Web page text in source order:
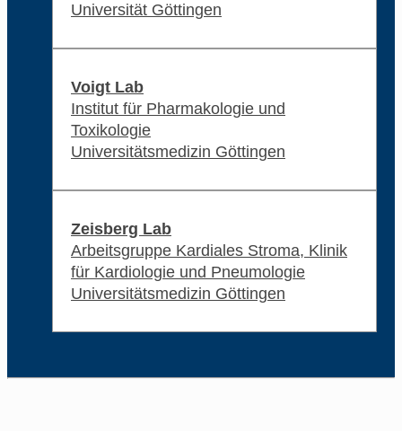
Universität Göttingen
Voigt Lab
Institut für Pharmakologie und
Toxikologie
Universitätsmedizin Göttingen
Zeisberg Lab
Arbeitsgruppe Kardiales Stroma, Klinik
für Kardiologie und Pneumologie
Universitätsmedizin Göttingen